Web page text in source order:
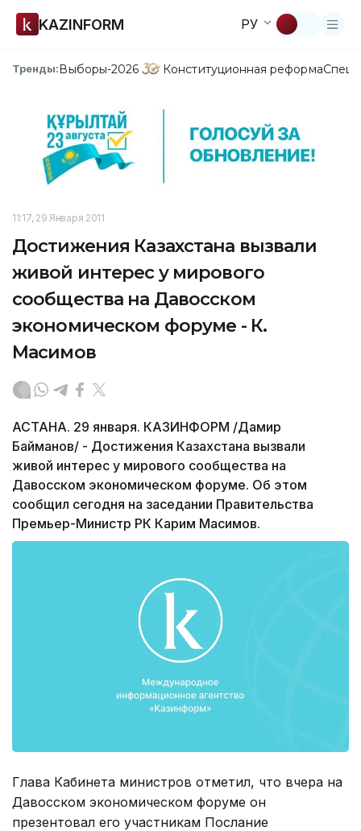
KAZINFORM РУ
Тренды:Выборы-2026 Конституционная реформа
11:17, 29 Января 2011
Достижения Казахстана вызвали
живой интерес у мирового
сообщества на Давосском
экономическом форуме - К.
Масимов
АСТАНА. 29 января. КАЗИНФОРМ /Дамир
Байманов/ - Достижения Казахстана вызвали
живой интерес у мирового сообщества на
Давосском экономическом форуме. Об этом
сообщил сегодня на заседании Правительства
Премьер-Министр РК Карим Масимов.
Глава Кабинета министров отметил, что вчера на
Давосском экономическом форуме он
презентовал его участникам Послание